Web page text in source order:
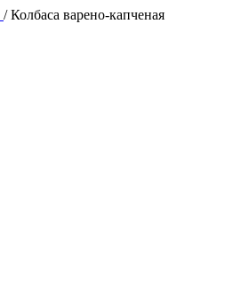
/Колбаса варено-капченая